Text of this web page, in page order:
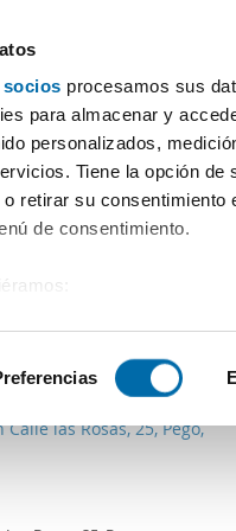
socios procesamos sus
para almacenar y
personalizados,
Tiene la opción
retirar su
de consentimiento.
analizándolo
cómo se procesan
Orba (Casco Antiguo)
2 3 Div. 2
Calle las Rosas, 25, Pego,